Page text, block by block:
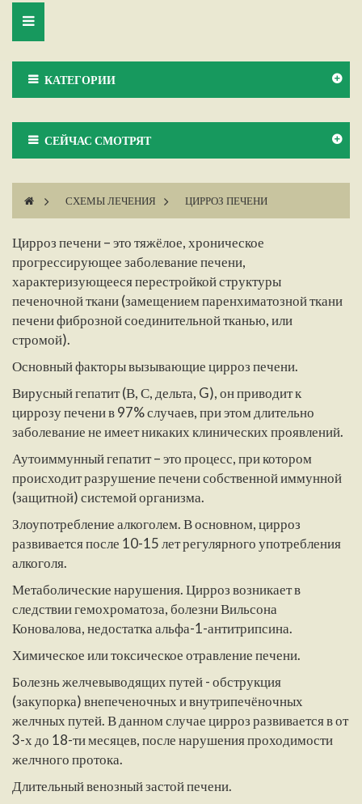
Toggle
КАТЕГОРИИ
СЕЙЧАС СМОТРЯТ
> СХЕМЫ ЛЕЧЕНИЯ > ЦИРРОЗ ПЕЧЕНИ
Цирроз печени – это тяжёлое, хроническое
прогрессирующее заболевание печени,
характеризующееся перестройкой структуры
печеночной ткани (замещением паренхиматозной ткани
печени фиброзной соединительной тканью, или
стромой).
Основный факторы вызывающие цирроз печени.
Вирусный гепатит (В, С, дельта, G), он приводит к
циррозу печени в 97% случаев, при этом длительно
заболевание не имеет никаких клинических проявлений.
Аутоиммунный гепатит – это процесс, при котором
происходит разрушение печени собственной иммунной
(защитной) системой организма.
Злоупотребление алкоголем. В основном, цирроз
развивается после 10-15 лет регулярного употребления
алкоголя.
Метаболические нарушения. Цирроз возникает в
следствии гемохроматоза, болезни Вильсона
Коновалова, недостатка альфа-1-антитрипсина.
Химическое или токсическое отравление печени.
Болезнь желчевыводящих путей - обструкция
(закупорка) внепеченочных и внутрипечёночных
желчных путей. В данном случае цирроз развивается в от
3-х до 18-ти месяцев, после нарушения проходимости
желчного протока.
Длительный венозный застой печени.